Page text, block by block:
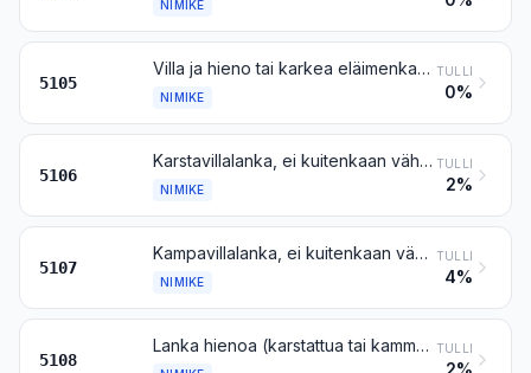
NIMIKE
5105
Villa ja hieno tai karkea eläimenkarva, karstattu tai kammattu (myös kammattu irtovilla)
NIMIKE
TULLI
0%
5106
Karstavillalanka, ei kuitenkaan vähittäismyyntimuodoissa
NIMIKE
TULLI
2%
5107
Kampavillalanka, ei kuitenkaan vähittäismyyntimuodoissa
NIMIKE
TULLI
4%
5108
Lanka hienoa (karstattua tai kammattua) eläimenkarvaa, ei kuitenkaan vähittäismyyntimuodoissa TULLI
2%